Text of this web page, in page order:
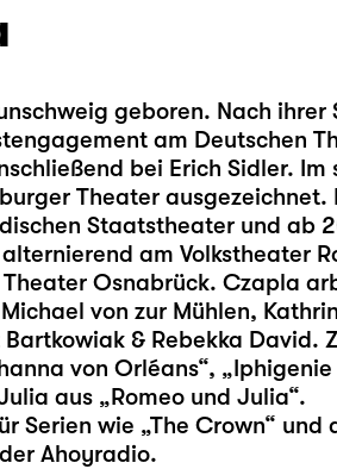
geboren. Nach
am Deutschen
bei Erich Sidler.
Theater
Staatstheater und ab
am Volkstheater
Osnabrück. Czapla
von zur Mühlen,
& Rebekka David.
von Orléans“,
aus „Romeo und Julia“.
Serien wie „The Crown“
Ahoyradio.